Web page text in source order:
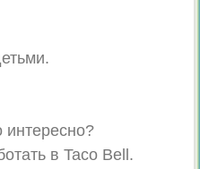
интересно?
в Taco Bell.